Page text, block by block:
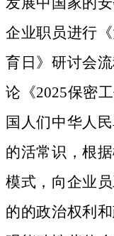
企业职员进行
育日》研讨会
论《2025保密
国人们中华人
的活常识，根
模式，向企业
的的政治权利